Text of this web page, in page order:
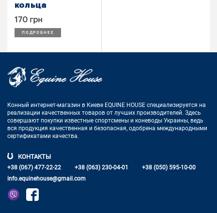
кольца
170 грн
ПОДРОБНЕЕ
Конный интернет-магазин в Киеве EQUINE HOUSE специализируется на
реализации качественных товаров от лучших производителей. Здесь
совершают покупки известные спортсмены и коневоды Украины, ведь
вся продукция качественная и безопасная, одобрена международными
сертификатами качества.
КОНТАКТЫ
+38 (067) 477-22-22 +38 (063) 230-04-01
+38 (050) 595-10-00
info.equinehouse@gmail.com